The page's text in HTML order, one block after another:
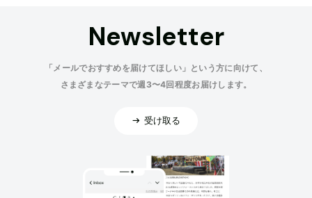
Newsletter
「メールでおすすめを届けてほしい」という方に向けて、
さまざまなテーマで週3〜4回程度お届けします。
受け取る